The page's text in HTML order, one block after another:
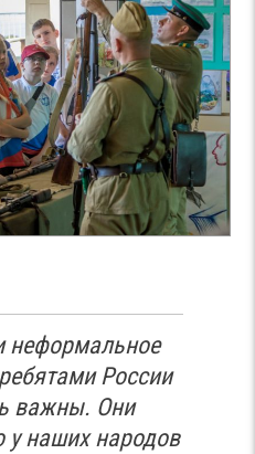
неформальное
России
важны. Они
у наших народов